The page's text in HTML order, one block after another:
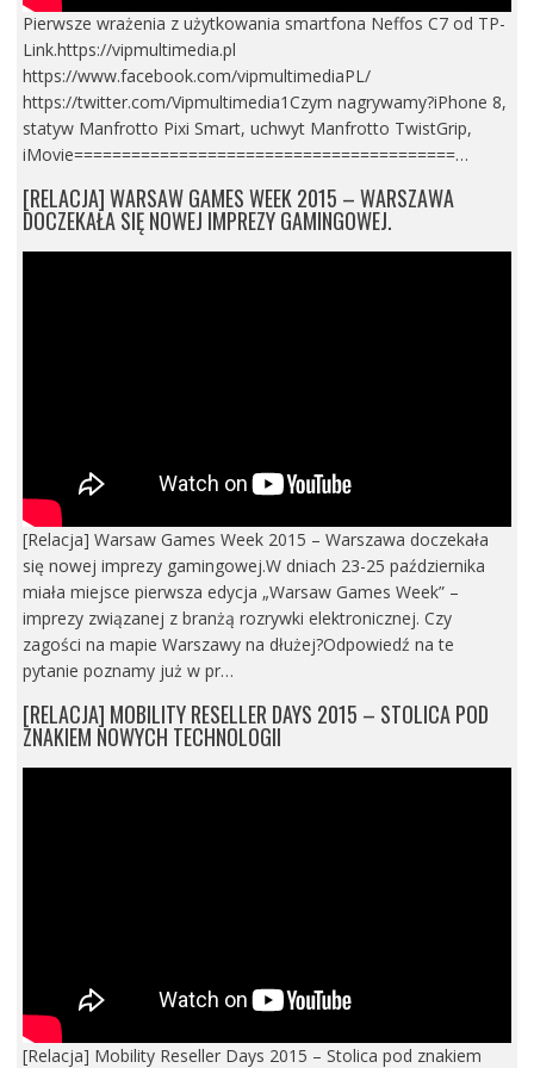
Pierwsze wrażenia z użytkowania smartfona Neffos C7 od TP-
Link.https://vipmultimedia.pl
https://www.facebook.com/vipmultimediaPL/
https://twitter.com/Vipmultimedia1Czym nagrywamy?iPhone 8,
statyw Manfrotto Pixi Smart, uchwyt Manfrotto TwistGrip,
iMovie========================================…
[RELACJA] WARSAW GAMES WEEK 2015 – WARSZAWA
DOCZEKAŁA SIĘ NOWEJ IMPREZY GAMINGOWEJ.
[Relacja] Warsaw Games Week 2015 – Warszawa doczekała
się nowej imprezy gamingowej.W dniach 23-25 października
miała miejsce pierwsza edycja „Warsaw Games Week” –
imprezy związanej z branżą rozrywki elektronicznej. Czy
zagości na mapie Warszawy na dłużej?Odpowiedź na te
pytanie poznamy już w pr…
[RELACJA] MOBILITY RESELLER DAYS 2015 – STOLICA POD
ZNAKIEM NOWYCH TECHNOLOGII
[Relacja] Mobility Reseller Days 2015 – Stolica pod znakiem